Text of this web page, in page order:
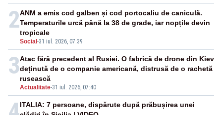
2
Social -31 iul. 2026, 07:39
ANM a emis cod galben și cod portocaliu de caniculă.
Temperaturile urcă până la 38 de grade, iar nopțile devin
tropicale
3
Actualitate-31 iul. 2026, 07:40
Atac fără precedent al Rusiei. O fabrică de drone din Kiev
deținută de o companie americană, distrusă de o rachetă
rusească
ITALIA: 7 persoane, dispărute după prăbușirea unei